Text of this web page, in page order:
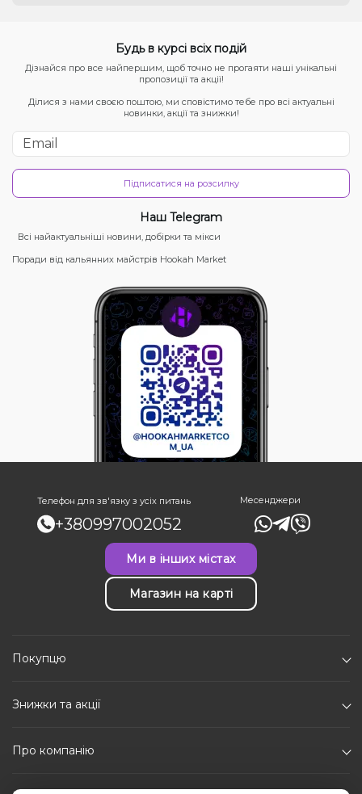
Будь в курсі всіх подій
Дізнайся про все найпершим, щоб точно не прогаяти наші унікальні
пропозиції та акції!
Ділися з нами своєю поштою, ми сповістимо тебе про всі актуальні
новинки, акції та знижки!
Підписатися на розсилку
Наш Telegram
Всі найактуальніші новини, добірки та мікси
Поради від кальянних майстрів Hookah Market
Телефон для зв'язку з усіх питань
+380997002052
Месенджери
Ми в інших містах
Магазин на карті
Покупцю
Знижки та акції
Про компанію